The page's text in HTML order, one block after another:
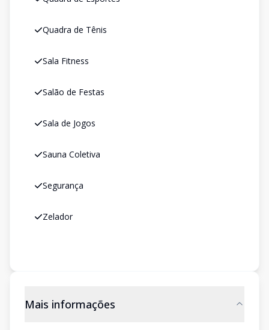
Quadra de Tênis
Sala Fitness
Salão de Festas
Sala de Jogos
Sauna Coletiva
Segurança
Zelador
Mais informações